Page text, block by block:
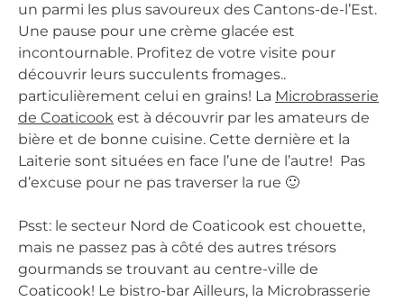
un parmi les plus savoureux des Cantons-de-l’Est.
Une pause pour une crème glacée est
incontournable. Profitez de votre visite pour
découvrir leurs succulents fromages..
particulièrement celui en grains! La Microbrasserie
de Coaticook est à découvrir par les amateurs de
bière et de bonne cuisine. Cette dernière et la
Laiterie sont situées en face l’une de l’autre! Pas
d’excuse pour ne pas traverser la rue 🙂
Psst: le secteur Nord de Coaticook est chouette,
mais ne passez pas à côté des autres trésors
gourmands se trouvant au centre-ville de
Coaticook! Le bistro-bar Ailleurs, la Microbrasserie